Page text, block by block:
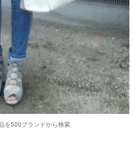
を500ブランドから検索